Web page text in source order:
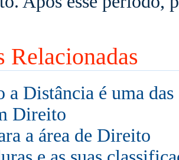
Relacionadas
a Distância é uma
Direito
a área de Direito